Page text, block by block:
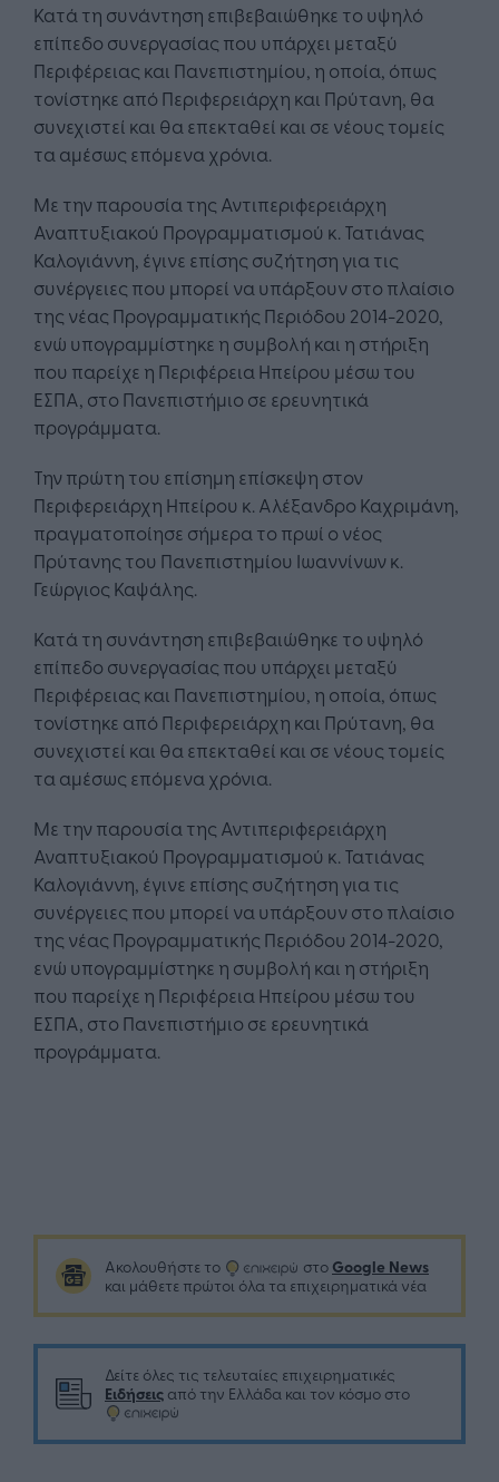
Κατά τη συνάντηση επιβεβαιώθηκε το υψηλό
επίπεδο συνεργασίας που υπάρχει μεταξύ
Περιφέρειας και Πανεπιστημίου, η οποία, όπως
τονίστηκε από Περιφερειάρχη και Πρύτανη, θα
συνεχιστεί και θα επεκταθεί και σε νέους τομείς
τα αμέσως επόμενα χρόνια.
Με την παρουσία της Αντιπεριφερειάρχη
Αναπτυξιακού Προγραμματισμού κ. Τατιάνας
Καλογιάννη, έγινε επίσης συζήτηση για τις
συνέργειες που μπορεί να υπάρξουν στο πλαίσιο
της νέας Προγραμματικής Περιόδου 2014-2020,
ενώ υπογραμμίστηκε η συμβολή και η στήριξη
που παρείχε η Περιφέρεια Ηπείρου μέσω του
ΕΣΠΑ, στο Πανεπιστήμιο σε ερευνητικά
προγράμματα.
Την πρώτη του επίσημη επίσκεψη στον
Περιφερειάρχη Ηπείρου κ. Αλέξανδρο Καχριμάνη,
πραγματοποίησε σήμερα το πρωί ο νέος
Πρύτανης του Πανεπιστημίου Ιωαννίνων κ.
Γεώργιος Καψάλης.
Κατά τη συνάντηση επιβεβαιώθηκε το υψηλό
επίπεδο συνεργασίας που υπάρχει μεταξύ
Περιφέρειας και Πανεπιστημίου, η οποία, όπως
τονίστηκε από Περιφερειάρχη και Πρύτανη, θα
συνεχιστεί και θα επεκταθεί και σε νέους τομείς
τα αμέσως επόμενα χρόνια.
Με την παρουσία της Αντιπεριφερειάρχη
Αναπτυξιακού Προγραμματισμού κ. Τατιάνας
Καλογιάννη, έγινε επίσης συζήτηση για τις
συνέργειες που μπορεί να υπάρξουν στο πλαίσιο
της νέας Προγραμματικής Περιόδου 2014-2020,
ενώ υπογραμμίστηκε η συμβολή και η στήριξη
που παρείχε η Περιφέρεια Ηπείρου μέσω του
ΕΣΠΑ, στο Πανεπιστήμιο σε ερευνητικά
προγράμματα.
Ακολουθήστε το στο Google News
και μάθετε πρώτοι όλα τα επιχειρηματικά νέα
Δείτε όλες τις τελευταίες επιχειρηματικές
Ειδήσεις από την Ελλάδα και τον κόσμο στο